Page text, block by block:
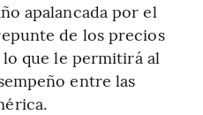
apalancada por el
de los precios
que le permitirá al
entre las